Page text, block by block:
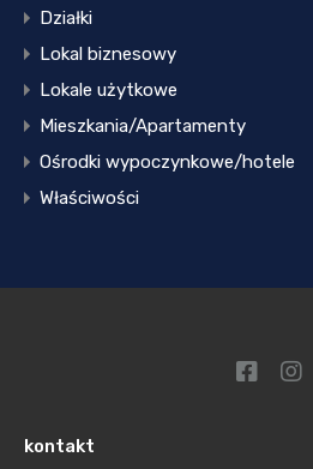
Działki
Lokal biznesowy
Lokale użytkowe
Mieszkania/Apartamenty
Ośrodki wypoczynkowe/hotele
Właściwości
kontakt